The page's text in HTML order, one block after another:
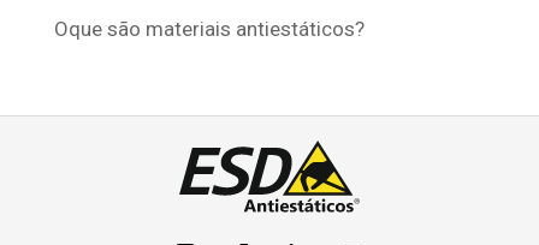
Oque são materiais antiestáticos?